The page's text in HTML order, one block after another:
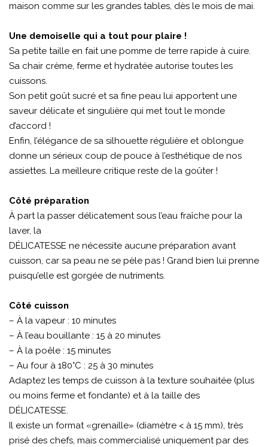
maison comme sur les grandes tables, dès le mois de mai.
Une demoiselle qui a tout pour plaire !
Sa petite taille en fait une pomme de terre rapide à cuire.
Sa chair crème, ferme et hydratée autorise toutes les
cuissons.
Son petit goût sucré et sa fine peau lui apportent une
saveur délicate et singulière qui met tout le monde
d’accord !
Enfin, l’élégance de sa silhouette régulière et oblongue
donne un sérieux coup de pouce à l’esthétique de nos
assiettes. La meilleure critique reste de la goûter !
Côté préparation
À part la passer délicatement sous l’eau fraîche pour la
laver, la
DÉLICATESSE ne nécessite aucune préparation avant
cuisson, car sa peau ne se pèle pas ! Grand bien lui prenne
puisqu’elle est gorgée de nutriments.
Côté cuisson
– À la vapeur : 10 minutes
– À l’eau bouillante : 15 à 20 minutes
– À la poêle : 15 minutes
– Au four à 180°C : 25 à 30 minutes
Adaptez les temps de cuisson à la texture souhaitée (plus
ou moins ferme et fondante) et à la taille des
DÉLICATESSE.
Il existe un format «grenaille» (diamètre < à 15 mm), très
prisé des chefs, mais commercialisé uniquement par des